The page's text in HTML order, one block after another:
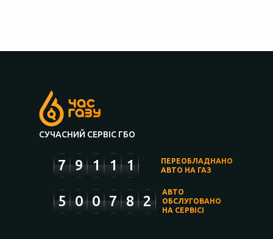
СУЧАСНИЙ СЕРВІС ГБО
7 9 1 1 1
ПЕРЕОБЛАДНАНО
АВТО НА ГАЗ
5 0 0 7 8 2
АВТО
ОБСЛУГОВАНО
НА СЕРВІСІ